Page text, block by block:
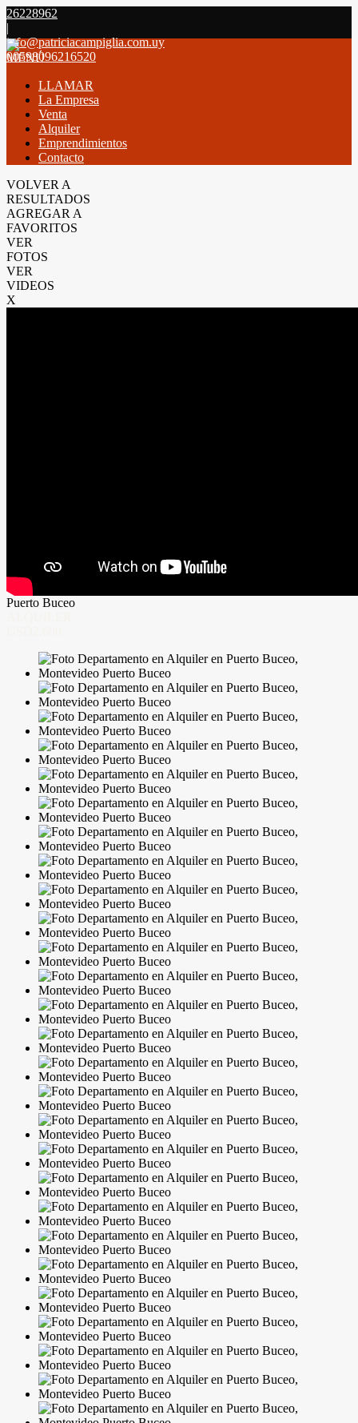
26228962
|
info@patriciacampiglia.com.uy
00598096216520
MENÚ
LLAMAR
La Empresa
Venta
Alquiler
Emprendimientos
Contacto
VOLVER A
RESULTADOS
AGREGAR A
FAVORITOS
VER
FOTOS
VER
VIDEOS
X
Puerto Buceo